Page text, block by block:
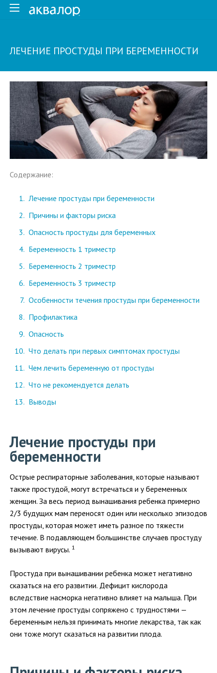
ЛЕЧЕНИЕ ПРОСТУДЫ ПРИ БЕРЕМЕННОСТИ
Содержание:
Лечение простуды при беременности
Причины и факторы риска
Опасность простуды для беременных
Беременность 1 триместр
Беременность 2 триместр
Беременность 3 триместр
Особенности течения простуды при беременности
Профилактика
Опасность
Что делать при первых симптомах простуды
Чем лечить беременную от простуды
Что не рекомендуется делать
Выводы
Лечение простуды при
беременности
Острые респираторные заболевания, которые называют
также простудой, могут встречаться и у беременных
женщин. За весь период вынашивания ребенка примерно
2/3 будущих мам переносят один или несколько эпизодов
простуды, которая может иметь разное по тяжести
течение. В подавляющем большинстве случаев простуду
вызывают вирусы. 1
Простуда при вынашивании ребенка может негативно
сказаться на его развитии. Дефицит кислорода
вследствие насморка негативно влияет на малыша. При
этом лечение простуды сопряжено с трудностями —
беременным нельзя принимать многие лекарства, так как
они тоже могут сказаться на развитии плода.